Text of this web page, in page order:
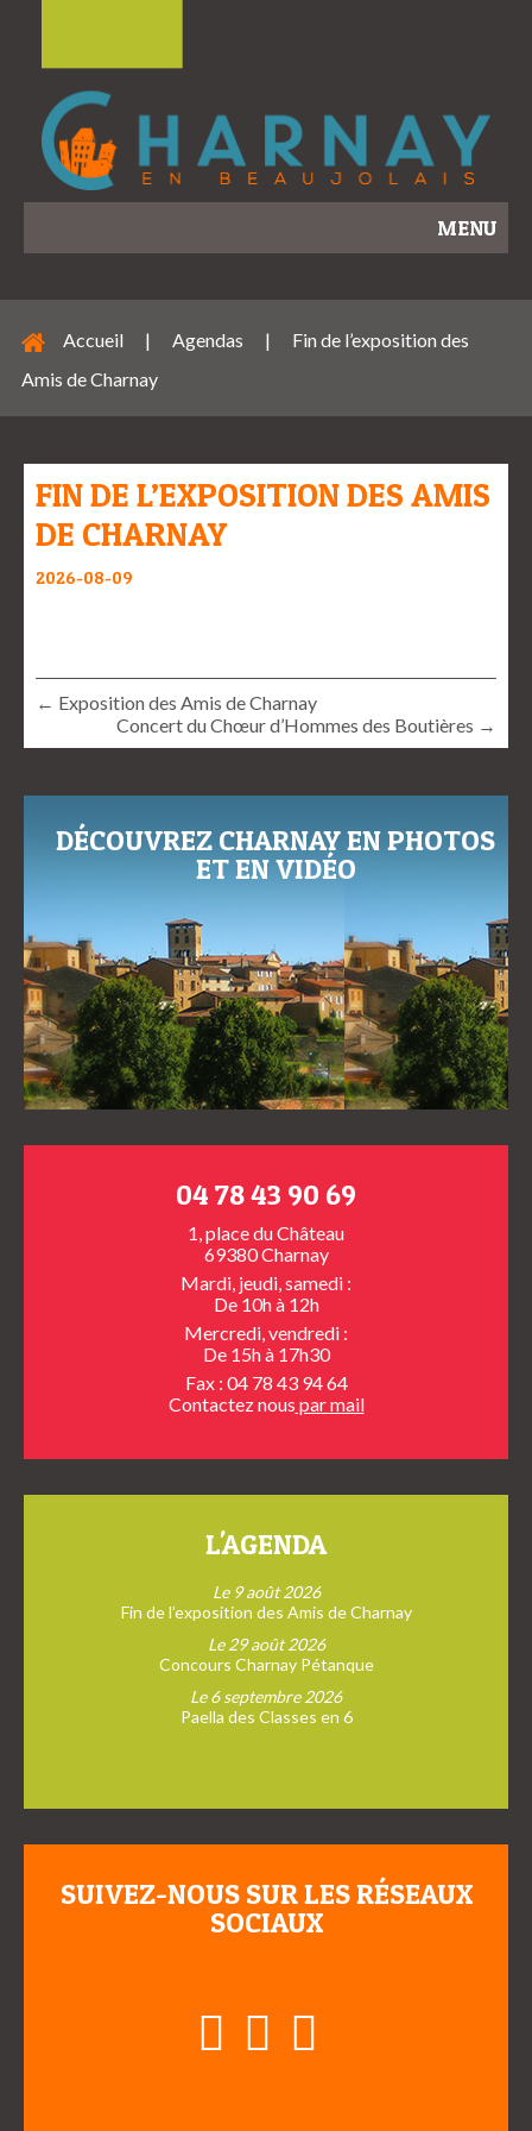
MENU
Accueil | Agendas |
Fin de l’exposition des
Amis de Charnay
FIN DE L’EXPOSITION DES AMIS
DE CHARNAY
2026-08-09
← Exposition des Amis de Charnay
Concert du Chœur d’Hommes des Boutières →
DÉCOUVREZ CHARNAY EN PHOTOS
ET EN VIDÉO
04 78 43 90 69
1, place du Château
69380 Charnay
Mardi, jeudi, samedi :
De 10h à 12h
Mercredi, vendredi :
De 15h à 17h30
Fax : 04 78 43 94 64
Contactez nous par mail
L'AGENDA
Le 9 août 2026
Fin de l’exposition des Amis de Charnay
Le 29 août 2026
Concours Charnay Pétanque
Le 6 septembre 2026
Paella des Classes en 6
SUIVEZ-NOUS SUR LES RÉSEAUX
SOCIAUX